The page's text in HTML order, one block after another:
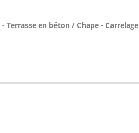
en béton / Chape - Carrelage